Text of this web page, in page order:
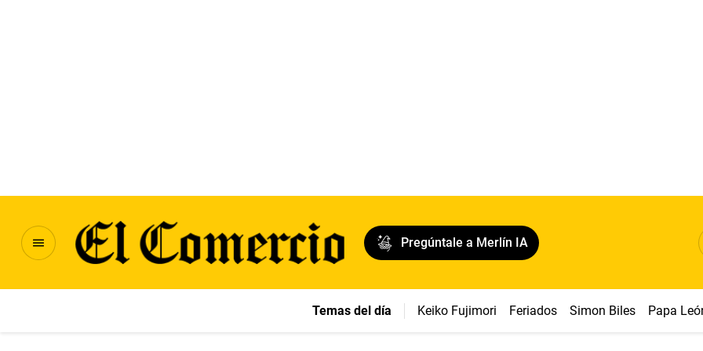
Pregúntale a Merlín IA
Temas del día Keiko Fujimori Feriados Simon Biles Papa